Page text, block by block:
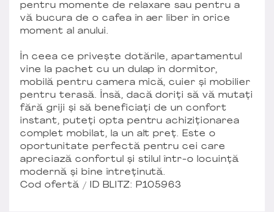
pentru momente de relaxare sau pentru a
vă bucura de o cafea în aer liber în orice
moment al anului.
În ceea ce privește dotările, apartamentul
vine la pachet cu un dulap în dormitor,
mobilă pentru camera mică, cuier și mobilier
pentru terasă. Însă, dacă doriți să vă mutați
fără griji și să beneficiați de un confort
instant, puteți opta pentru achiziționarea
complet mobilat, la un alt preț. Este o
oportunitate perfectă pentru cei care
apreciază confortul și stilul într-o locuință
modernă și bine întreținută.
Cod ofertă / ID BLITZ: P105963